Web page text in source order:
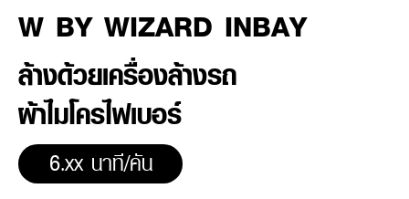
W BY WIZARD INBAY
ล้างด้วยเครื่องล้างรถ
ผ้าไมโครไฟเบอร์
6.xx นาที/คัน